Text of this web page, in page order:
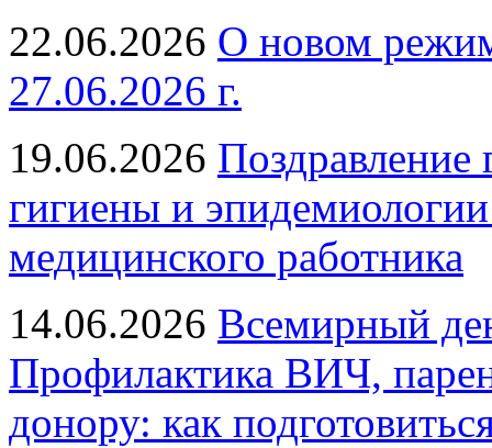
22.06.2026 О новом
27.06.2026 г.
19.06.2026 Поздравление
гигиены и
медицинского работника
14.06.2026 Всемирный
Профилактика ВИЧ,
донору: как